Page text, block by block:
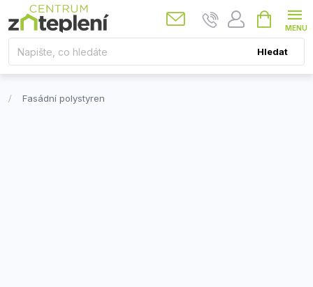
na
obsah
Hledat
Nákupní
košík
Fasádní polystyren